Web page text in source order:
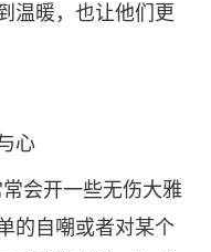
温暖，也让他们更
心
会开一些无伤大雅
的自嘲或者对某个